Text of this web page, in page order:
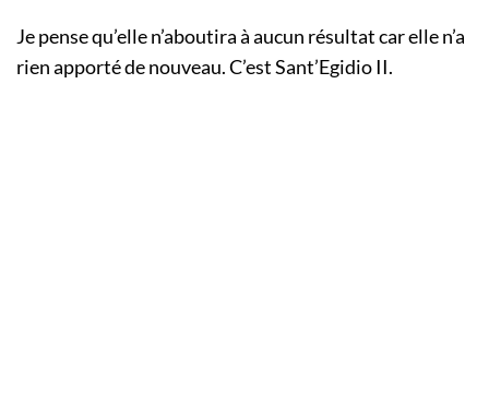
Je pense qu’elle n’aboutira à aucun résultat car elle n’a
rien apporté de nouveau. C’est Sant’Egidio II.